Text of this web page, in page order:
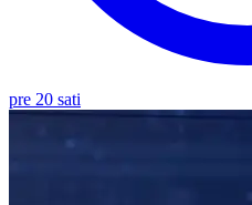
pre 20 sati